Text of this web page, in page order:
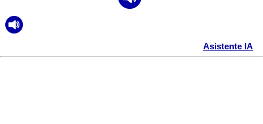
Asistente IA